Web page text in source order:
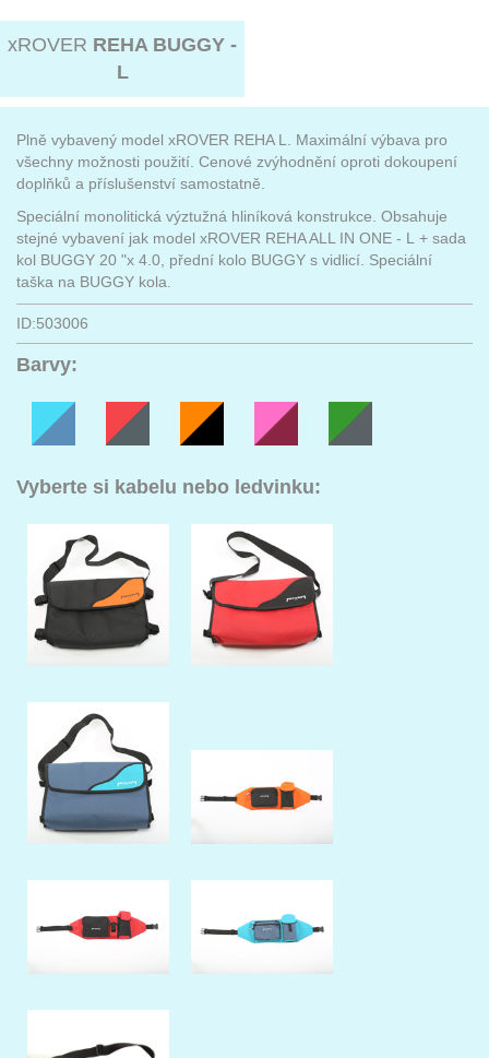
xROVER REHA BUGGY -
L
Plně vybavený model xROVER REHA L. Maximální výbava pro
všechny možnosti použití. Cenové zvýhodnění oproti dokoupení
doplňků a příslušenství samostatně.
Speciální monolitická výztužná hliníková konstrukce. Obsahuje
stejné vybavení jak model xROVER REHA ALL IN ONE - L + sada
kol BUGGY 20 "x 4.0, přední kolo BUGGY s vidlicí. Speciální
taška na BUGGY kola.
ID:503006
Barvy:
Vyberte si kabelu nebo ledvinku: